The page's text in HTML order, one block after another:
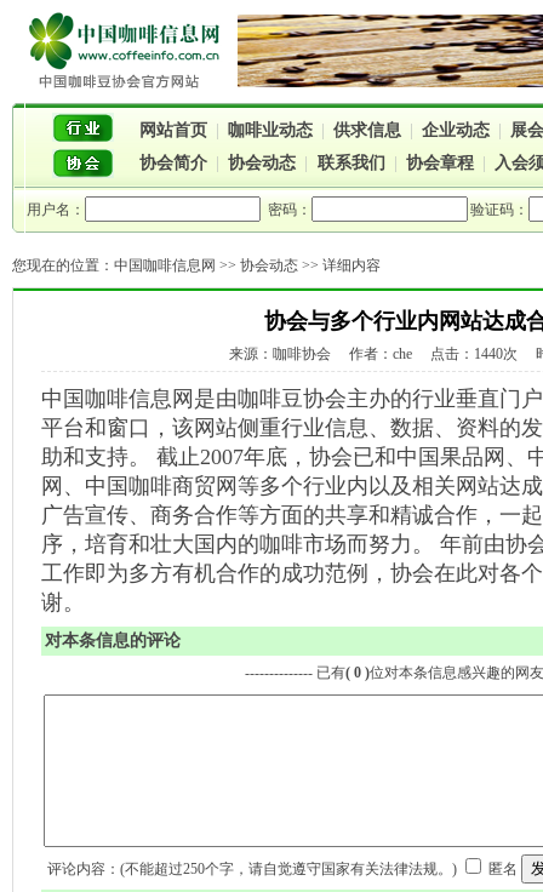
网站首页 咖啡业动态 供求信息 企业动态
展
协会简介
协会动态 联系我们 协会章程 入会
用户名： 密码： 验证码：
您现在的位置： 中国咖啡信息网 >> 协会动态 >> 详细内容
协会与多个行业内网站达成
来源：咖啡协会 作者：che 点击：1440次 时
中国咖啡信息网是由咖啡豆协会主办的行业垂直门
平台和窗口，该网站侧重行业信息、数据、资料的
助和支持。 截止2007年底，协会已和中国果品网、
网、中国咖啡商贸网等多个行业内以及相关网站达
广告宣传、商务合作等方面的共享和精诚合作，一
序，培育和壮大国内的咖啡市场而努力。 年前由协
工作即为多方有机合作的成功范例，协会在此对各
谢。
对本条信息的评论
-------------- 已有( 0 )位对本条信息感兴趣的网
评论内容：(不能超过250个字，请自觉遵守国家有关法律法规。) 匿名